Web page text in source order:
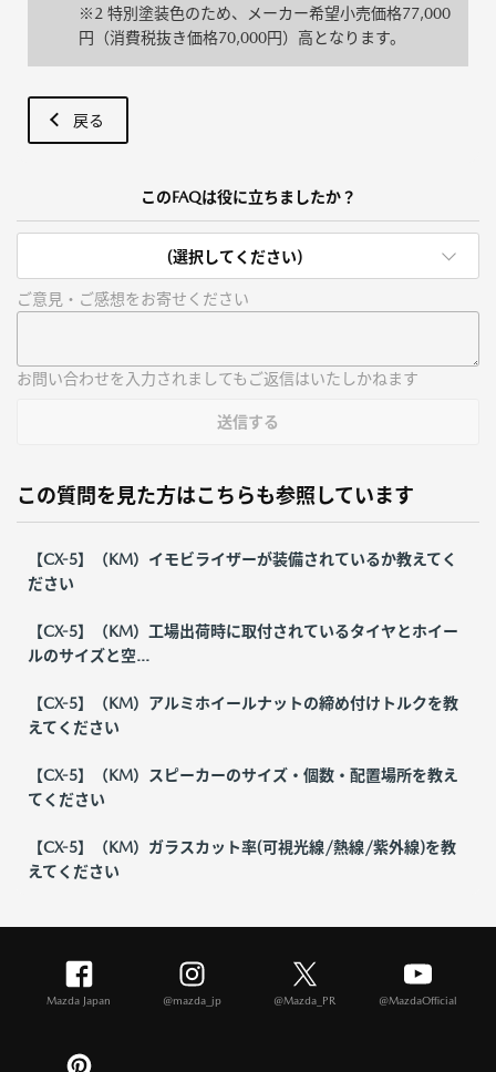
※2 特別塗装色のため、メーカー希望小売価格77,000
円（消費税抜き価格70,000円）高となります。
戻る
このFAQは役に立ちましたか？
(選択してください)
ご意見・ご感想をお寄せください
お問い合わせを入力されましてもご返信はいたしかねます
送信する
この質問を見た方はこちらも参照しています
【CX-5】（KM）イモビライザーが装備されているか教えてく
ださい
【CX-5】（KM）工場出荷時に取付されているタイヤとホイー
ルのサイズと空...
【CX-5】（KM）アルミホイールナットの締め付けトルクを教
えてください
【CX-5】（KM）スピーカーのサイズ・個数・配置場所を教え
てください
【CX-5】（KM）ガラスカット率(可視光線/熱線/紫外線)を教
えてください
Mazda Japan @mazda_jp @Mazda_PR @MazdaOfficial